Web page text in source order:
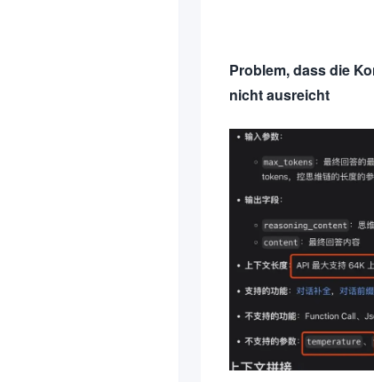
Problem, dass die
nicht ausreicht